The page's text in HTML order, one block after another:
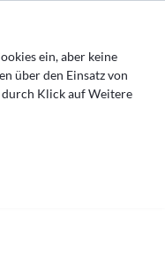
ein, aber keine
über den Einsatz von
durch Klick auf Weitere